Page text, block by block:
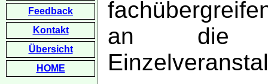
Feedback
Kontakt
Übersicht
HOME
an die